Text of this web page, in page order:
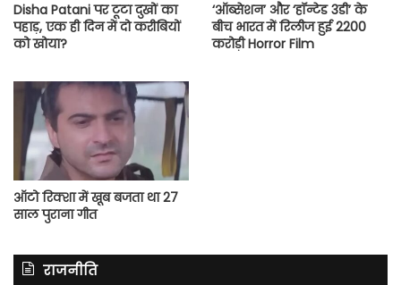
Disha Patani पर टूटा दुखों का
पहाड़, एक ही दिन में दो करीबियों
को खोया?
‘ऑब्सेशन’ और ‘हॉन्टेड 3डी’ के
बीच भारत में रिलीज हुई 2200
करोड़ी Horror Film
ऑटो रिक्शा में खूब बजता था 27
साल पुराना गीत
राजनीति